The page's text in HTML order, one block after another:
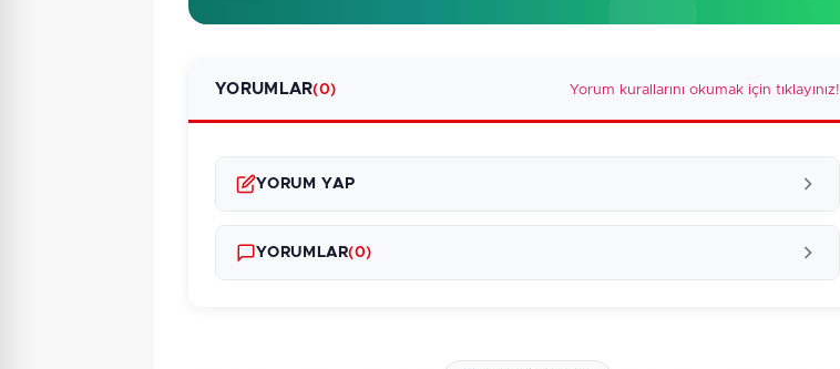
YORUMLAR(0) Yorum kurallarını okumak için tıklayınız!
YORUM YAP
YORUMLAR(0)